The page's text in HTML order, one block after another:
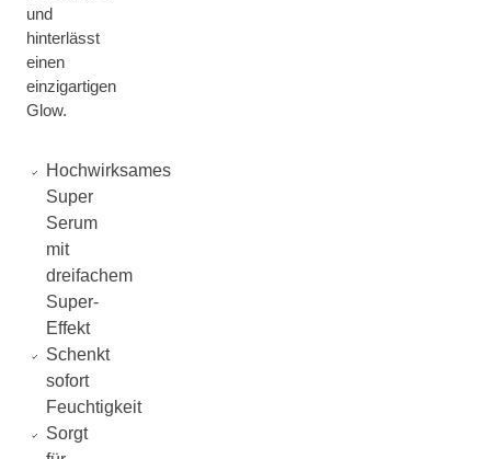
und
hinterlässt
einen
einzigartigen
Glow.
Hochwirksames
Super
Serum
mit
dreifachem
Super-
Effekt
Schenkt
sofort
Feuchtigkeit
Sorgt